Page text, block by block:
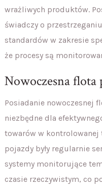
wrażliwych produktów.
świadczy o
standardów w zakresie
że procesy są
Nowoczesna flota
Posiadanie nowoczesnej
niezbędne dla
towarów w kontrolowanej
pojazdy były regularnie
systemy monitorujące
czasie rzeczywistym, co